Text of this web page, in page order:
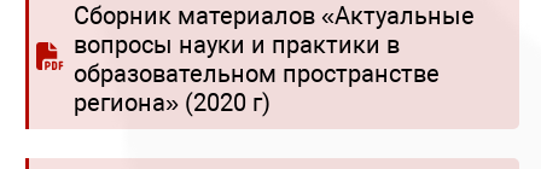
Сборник материалов «Актуальные
вопросы науки и практики в
образовательном пространстве
региона» (2020 г)